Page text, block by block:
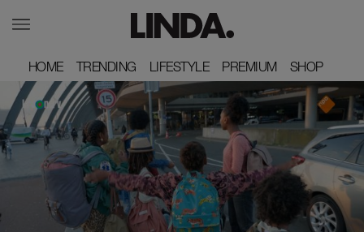
HOME
HOME TRENDING
TRENDING LIFESTYLE
LIFESTYLE PREMIUM
PREMIUM SHOP
SHOP